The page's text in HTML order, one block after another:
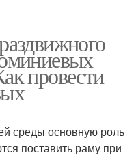
провести
среды основную роль
поставить раму при